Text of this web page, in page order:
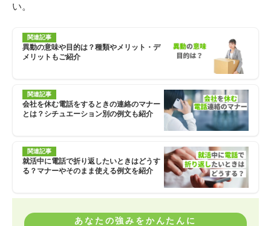
い。
関連記事
異動の意味や目的は？種類やメリット・デ
メリットもご紹介
関連記事
会社を休む電話をするときの連絡のマナー
とは？シチュエーション別の例文も紹介
関連記事
就活中に電話で折り返したいときはどうす
る？マナーやそのまま使える例文を紹介
あなたの強みをかんたんに